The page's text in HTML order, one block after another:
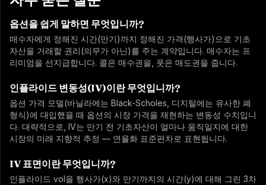
옵션을 쉽게 말하면 무엇입니까?
매수자에게 정해진 시간(만기)까지 정해진 가격(행사가)으로 기초
자산을 거래할 권리(의무가 아닌)를 주는 계약입니다. 매수자는 프
리미엄을 선지급합니다. 콜은 매수권을, 풋은 매도권을 줍니다.
인플라이드 변동성(IV)이란 무엇입니까?
옵션 가격 모델(바닐라에는 Black-Scholes, 디지털에는 유사한 폐
형식)에 대입했을 때 옵션의 시장 가격을 재현하는 변동성 수치입니
다. 대략적으로, IV는 만기 전 기초자산이 얼마나 움직일지에 대한
시장의 미래 지향적 추정 — 연율화 표준편차로 표현됩니다.
IV 표면이란 무엇입니까?
인플라이드 vol을 행사가(x)와 만기까지의 시간(y)에 대해 그린 3차